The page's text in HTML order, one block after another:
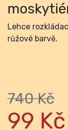
Lehce
růžové barvě.
740 Kč
99 Kč